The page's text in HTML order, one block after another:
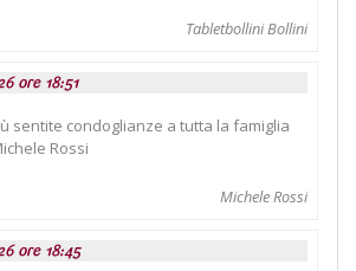
Tabletbollini Bollini
ore 18:51
sentite condoglianze a tutta la famiglia
Rossi
Michele Rossi
ore 18:45